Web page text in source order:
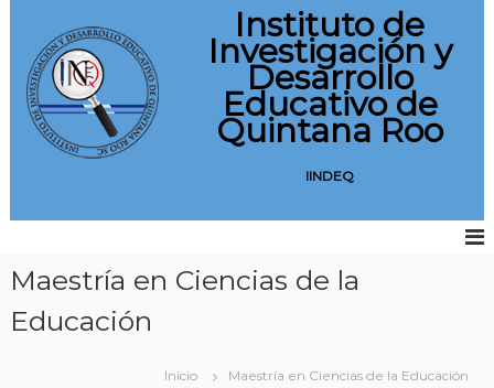
Instituto de
Investigación y
Desarrollo
Educativo de
Quintana Roo
IINDEQ
Maestría en Ciencias de la
Educación
Inicio Maestría en Ciencias de la Educación